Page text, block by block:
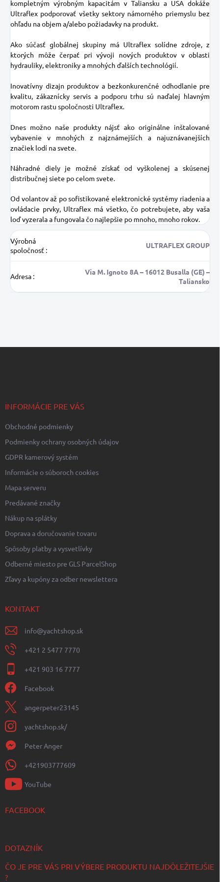
kompletným výrobným kapacitám v Taliansku a USA dokáže
Ultraflex podporovať všetky sektory námorného priemyslu bez
ohľadu na objem a/alebo požiadavky na produkt.
Ako súčasť globálnej skupiny má Ultraflex solídne zdroje, z
ktorých môže čerpať pri vývoji nových produktov v oblasti
hydrauliky, elektroniky a mnohých ďalších technológií.
Inovatívny dizajn produktov a bezkonkurenčné odhodlanie pre
kvalitu, zákaznícky servis a podporu trhu sú naďalej hlavným
motorom rastu spoločnosti Ultraflex.
Dnes možno naše produkty nájsť ako originálne inštalované
vybavenie v mnohých z najznámejších a najuznávanejších
značiek lodí na svete.
Náhradné diely je možné získať od vyškolenej a skúsenej
distribučnej siete po celom svete.
Od volantov až po sofistikované elektronické systémy riadenia a
ovládacie prvky, Ultraflex má všetko, čo potrebujete, aby vaša
loď vyzerala a fungovala čo najlepšie po mnoho, mnoho rokov.
Výrobná
spoločnosť :
ULTRAFLEX GROUP
Adresa :
Via M. Ignoto 8A – 16012 Busalla (GE) –
Taliansko
INFORMÁCIE PRE VÁS
Obchodné podmienky
Podmienky ochrany osobných údajov
GDPR kamerový systém
Informácie o súboroch cookies
Mapa serveru
Predávané značky
Nákup na splátky
Doprava a doručovanie tovaru
Spôsoby platby a vysvetlívky
Odberné miesto pre GLS ParcelShop
Zľavy a kupóny za odber newslettera
KONTAKT
info@yachtshop.sk
+421 2 5477 7770
+421 903 16 7777
Facebook
angerpeter23145
yachtshop.sk/
Peter Anger
+421903777609
YouTube
FACEBOOK
DOTAZNÍK
ČO JE PRE VÁS PRI VÝBERE PRODUKTU NAJDÔLEŽITEJŠIE
?